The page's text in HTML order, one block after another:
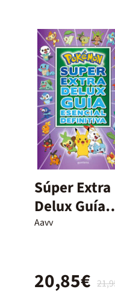
Súper Extra
Delux Guía
esencial
Aavv
20,85€